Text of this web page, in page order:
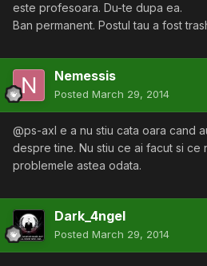
este profesoara. Du-te dupa ea.
Ban permanent. Postul tau a fost
Nemessis
Posted March 29, 2014
@ps-axl e a nu stiu cata oara cand
despre tine. Nu stiu ce ai facut si ce
problemele astea odata.
Dark_4ngel
Posted March 29, 2014